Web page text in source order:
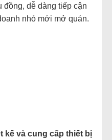
đồng, dễ dàng tiếp cận
nhỏ mới mở quán.
kế và cung cấp thiết bị